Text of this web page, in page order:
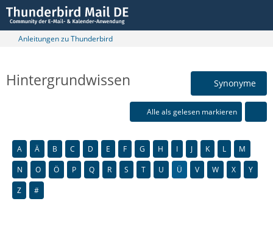
Anleitungen zu Thunderbird
Hintergrundwissen Synonyme
Alle als gelesen markieren
A Ä B C D E F G H I J K L
M
N
O Ö P Q R S T U Ü V W X
Y
Z
#